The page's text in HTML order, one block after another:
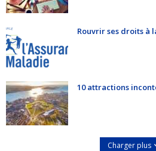
Rouvrir ses droits à
10 attractions
Charger plus